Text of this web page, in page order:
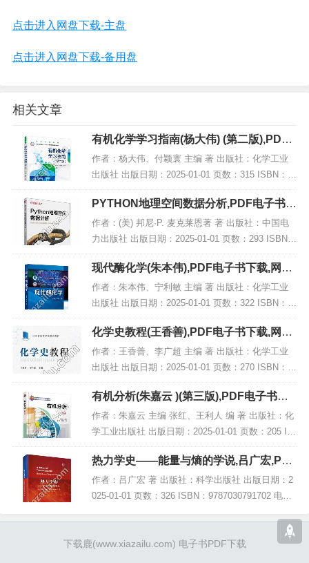
点击进入网盘下载-主盘
点击进入网盘下载-备用盘
相关文章
有机化学学习指南(杨大伟) (第二版),PDF
电子书下载
作者：杨大伟、付颖寰 主编 著 出版社：化学工业
出版社 出版日期：2025-01-01 页数：315 ISBN：9
787122457356 电子书大小：243MB [高清扫描版P
DF格式]...
PYTHON地理空间数据分析,PDF电子书网
盘下载
作者：(美) 邦尼·P. 麦克莱恩著 著 出版社：中国电
力出版社 出版日期：2025-01-01 页数：293 ISBN：
9787519890520 电子书大小：183MB [高清扫描版P
DF格...
现代酶化学(朱本伟),PDF电子书下载,网盘
资源
作者：朱本伟、宁利敏 主编 著 出版社：化学工业
出版社 出版日期：2025-01-01 页数：322 ISBN：9
787122447371 电子书大小：189MB [高清扫描版P
DF格式]...
化学史教程(王香善),PDF电子书下载,网盘
资源
作者：王香善、李广超 主编 著 出版社：化学工业
出版社 出版日期：2025-01-01 页数：270 ISBN：9
787122455437 电子书大小：216MB [高清扫描版P
DF格式]...
有机分析(朱嘉云 )(第三版),PDF电子书网
盘下载
作者：朱嘉云 主编 张红、王利人 编 著 出版社：化
学工业出版社 出版日期：2025-01-01 页数：205 IS
BN：9787122464903 电子书大小：200MB [高清扫
描版P...
热力学史——能量与熵的学说,吕广宏,PDF
电子书网盘下载
作者：吕广宏 著 出版社：科学出版社 出版日期：2
025-01-01 页数：326 ISBN：9787030791702 电子
下载鹿(www.xiazailu.com) 电子书PDF下载